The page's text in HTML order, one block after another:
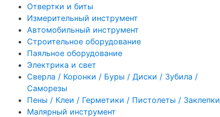
Отвертки и биты
Измерительный инструмент
Автомобильный инструмент
Строительное оборудование
Паяльное оборудование
Электрика и свет
Сверла / Коронки / Буры / Диски / Зубила /
Саморезы
Пены / Клеи / Герметики / Пистолеты / Заклепки
Малярный инструмент